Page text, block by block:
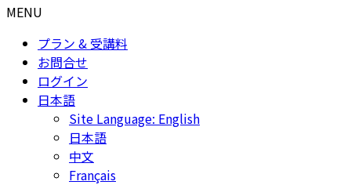
選
択
MENU
プラン & 受講料
お問合せ
ログイン
日本語
Site Language: English
日本語
中文
Français